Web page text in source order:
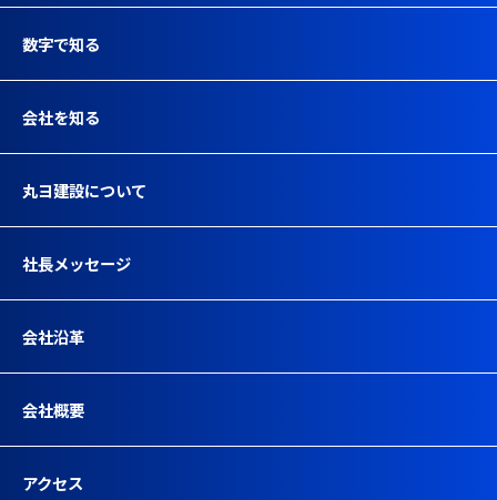
数字で知る
会社を知る
丸ヨ建設について
社長メッセージ
会社沿革
会社概要
アクセス